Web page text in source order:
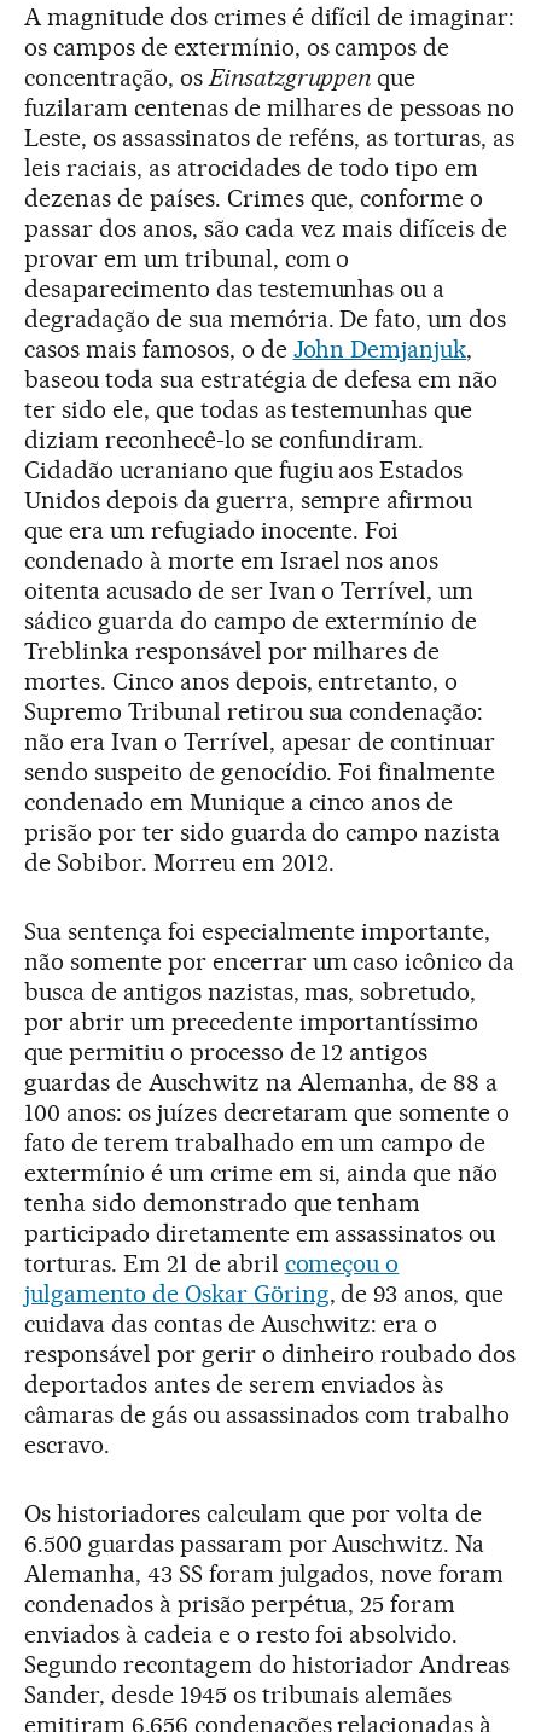
A magnitude dos crimes é difícil de imaginar:
os campos de extermínio, os campos de
concentração, os Einsatzgruppen que
fuzilaram centenas de milhares de pessoas no
Leste, os assassinatos de reféns, as torturas, as
leis raciais, as atrocidades de todo tipo em
dezenas de países. Crimes que, conforme o
passar dos anos, são cada vez mais difíceis de
provar em um tribunal, com o
desaparecimento das testemunhas ou a
degradação de sua memória. De fato, um dos
casos mais famosos, o de John Demjanjuk,
baseou toda sua estratégia de defesa em não
ter sido ele, que todas as testemunhas que
diziam reconhecê-lo se confundiram.
Cidadão ucraniano que fugiu aos Estados
Unidos depois da guerra, sempre afirmou
que era um refugiado inocente. Foi
condenado à morte em Israel nos anos
oitenta acusado de ser Ivan o Terrível, um
sádico guarda do campo de extermínio de
Treblinka responsável por milhares de
mortes. Cinco anos depois, entretanto, o
Supremo Tribunal retirou sua condenação:
não era Ivan o Terrível, apesar de continuar
sendo suspeito de genocídio. Foi finalmente
condenado em Munique a cinco anos de
prisão por ter sido guarda do campo nazista
de Sobibor. Morreu em 2012.
Sua sentença foi especialmente importante,
não somente por encerrar um caso icônico da
busca de antigos nazistas, mas, sobretudo,
por abrir um precedente importantíssimo
que permitiu o processo de 12 antigos
guardas de Auschwitz na Alemanha, de 88 a
100 anos: os juízes decretaram que somente o
fato de terem trabalhado em um campo de
extermínio é um crime em si, ainda que não
tenha sido demonstrado que tenham
participado diretamente em assassinatos ou
torturas. Em 21 de abril começou o
julgamento de Oskar Göring, de 93 anos, que
cuidava das contas de Auschwitz: era o
responsável por gerir o dinheiro roubado dos
deportados antes de serem enviados às
câmaras de gás ou assassinados com trabalho
escravo.
Os historiadores calculam que por volta de
6.500 guardas passaram por Auschwitz. Na
Alemanha, 43 SS foram julgados, nove foram
condenados à prisão perpétua, 25 foram
enviados à cadeia e o resto foi absolvido.
Segundo recontagem do historiador Andreas
Sander, desde 1945 os tribunais alemães
emitiram 6.656 condenações relacionadas à